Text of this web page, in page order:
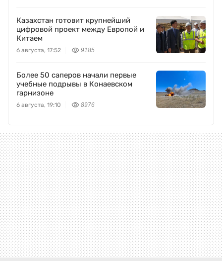
Казахстан готовит крупнейший
цифровой проект между Европой и
Китаем
6 августа, 17:52 9185
Более 50 саперов начали первые
учебные подрывы в Конаевском
гарнизоне
6 августа, 19:10 8976